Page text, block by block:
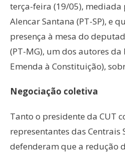
terça-feira (19/05),
Alencar Santana (PT-SP), e
presença à mesa do
(PT-MG), um dos autores da
Emenda à Constituição),
Negociação coletiva
Tanto o presidente da CUT
representantes das Centrais
defenderam que a redução